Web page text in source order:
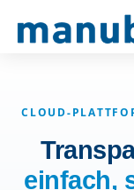
CLOUD-
einfach,